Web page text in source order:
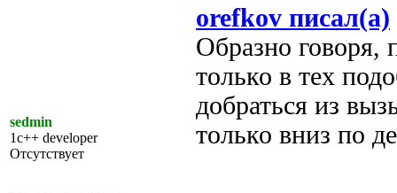
sedmin
1c++ developer
Отсутствует
orefkov писал(а)
Образно говоря,
только в тех
добраться из
только вниз по